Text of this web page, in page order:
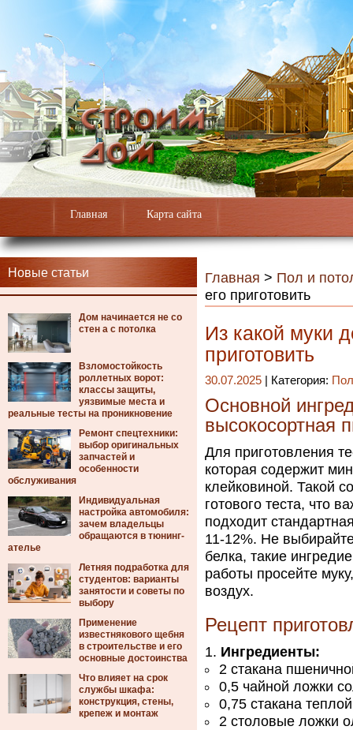
Главная Карта сайта
Новые статьи
Дом начинается не со
стен а с потолка
Взломостойкость
роллетных ворот:
классы защиты,
уязвимые места и
реальные тесты на проникновение
Ремонт спецтехники:
выбор оригинальных
запчастей и
особенности
обслуживания
Индивидуальная
настройка автомобиля:
зачем владельцы
обращаются в тюнинг-
ателье
Летняя подработка для
студентов: варианты
занятости и советы по
выбору
Применение
известнякового щебня
в строительстве и его
основные достоинства
Что влияет на срок
службы шкафа:
конструкция, стены,
крепеж и монтаж
Главная > Пол и
его приготовить
Из какой муки
приготовить
30.07.2025 | Категория:
Основной
высокосортная
Для приготовления
которая содержит
клейковиной. Такой
готового теста, что
подходит
11-12%. Не
белка, такие
работы просейте
воздух.
Рецепт
Ингредиенты:
2 стакана
0,5 чайной ложки
0,75 стакана
2 столовые ложки